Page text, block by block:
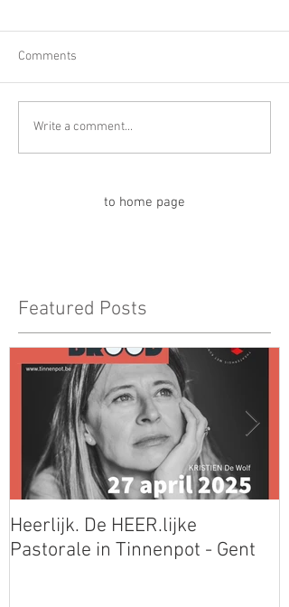
Comments
Write a comment...
to home page
Featured Posts
Heerlijk. De HEER.lijke
Pastorale in Tinnenpot - Gent